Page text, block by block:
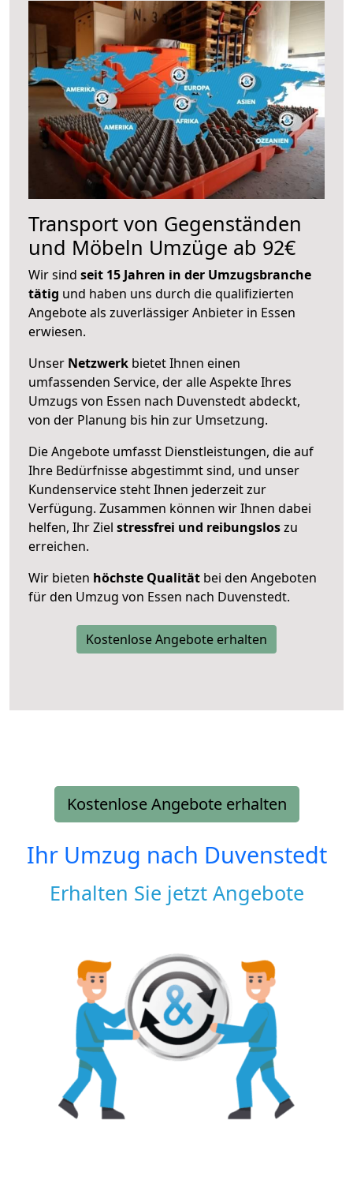
Transport von Gegenständen
und Möbeln Umzüge ab 92€
Wir sind seit 15 Jahren in der Umzugsbranche
tätig und haben uns durch die qualifizierten
Angebote als zuverlässiger Anbieter in Essen
erwiesen.
Unser Netzwerk bietet Ihnen einen
umfassenden Service, der alle Aspekte Ihres
Umzugs von Essen nach Duvenstedt abdeckt,
von der Planung bis hin zur Umsetzung.
Die Angebote umfasst Dienstleistungen, die auf
Ihre Bedürfnisse abgestimmt sind, und unser
Kundenservice steht Ihnen jederzeit zur
Verfügung. Zusammen können wir Ihnen dabei
helfen, Ihr Ziel stressfrei und reibungsloszu
erreichen.
Wir bieten höchste Qualität bei den Angeboten
für den Umzug von Essen nach Duvenstedt.
Kostenlose Angebote erhalten
Kostenlose Angebote erhalten
Ihr Umzug nach Duvenstedt
Erhalten Sie jetzt Angebote